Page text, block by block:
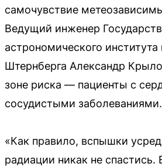
самочувствие
Ведущий инженер
астрономического
Штернберга Александр
зоне риска — пациенты с
сосудистыми заболеваниями.
«Как правило, вспышки
радиации никак не спастись.